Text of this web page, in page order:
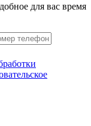
для вас время